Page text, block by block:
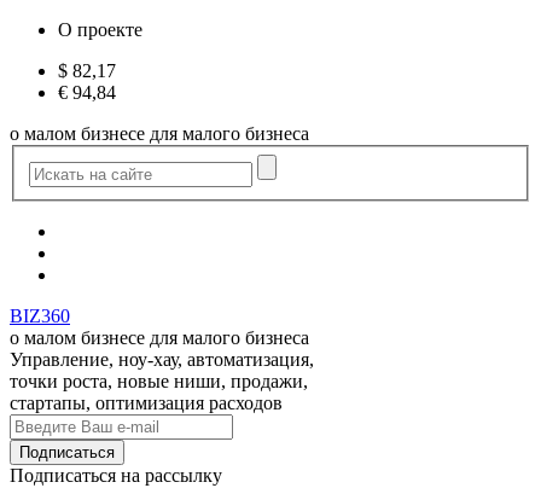
О проекте
$ 82,17
€ 94,84
о малом бизнесе для малого бизнеса
BIZ360
о малом бизнесе для малого бизнеса
Управление, ноу-хау, автоматизация,
точки роста, новые ниши, продажи,
стартапы, оптимизация расходов
Подписаться на рассылку